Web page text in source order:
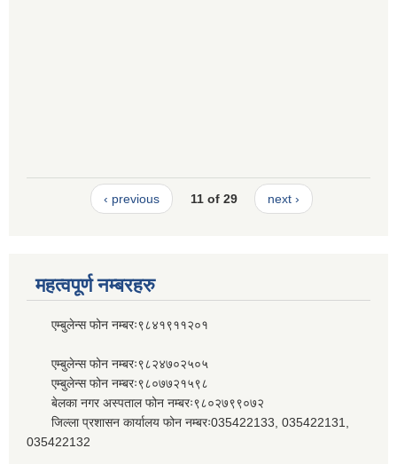
‹ previous 11 of 29 next ›
महत्वपूर्ण नम्बरहरु
एम्बुलेन्स फोन नम्बरः९८४१९११२०१
एम्बुलेन्स फोन नम्बरः९८२४७०२५०५
एम्बुलेन्स फोन नम्बरः९८०७७२१५९८
बेलका नगर अस्पताल फोन नम्बरः९८०२७९९०७२
जिल्ला प्रशासन कार्यालय फोन नम्बरः035422133, 035422131,
035422132